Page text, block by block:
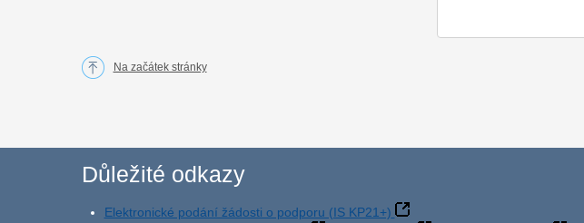
Na začátek stránky
Důležité odkazy
Elektronické podání žádosti o podporu (IS KP21+)